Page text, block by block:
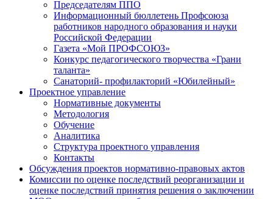
Председателям ППО
Информационный бюллетень Профсоюза
работников народного образования и науки
Российской Федерации
Газета «Мой ПРОФСОЮЗ»
Конкурс педагогического творчества «Грани
таланта»
Санаторий- профилакторий «Юбилейный»
Проектное управление
Нормативные документы
Методология
Обучение
Аналитика
Структура проектного управления
Контакты
Обсуждения проектов нормативно-правовых актов
Комиссии по оценке последствий реорганизации и
оценке последствий принятия решения о заключении